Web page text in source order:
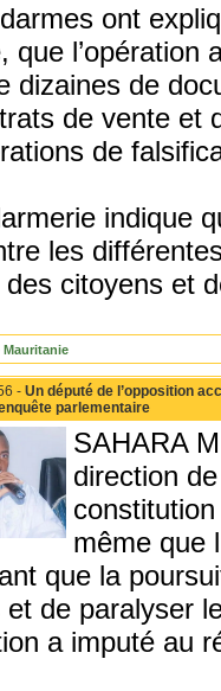
ont
que l’opération
dizaines de
de vente et
de
indique
les
des citoyens et
Mauritanie
- Un député de l’opposition
parlementaire
SAHARA
direction
constitution
même que
que la
et de paralyser
a imputé au